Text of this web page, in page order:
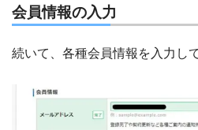
会員情報の入力
続いて、各種会員情報を入力し